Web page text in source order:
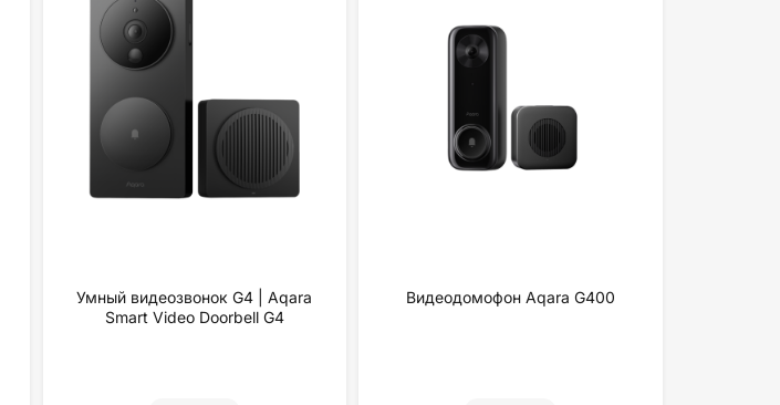
Умный видеозвонок G4 | Aqara
Smart Video Doorbell G4
Видеодомофон Aqara G400